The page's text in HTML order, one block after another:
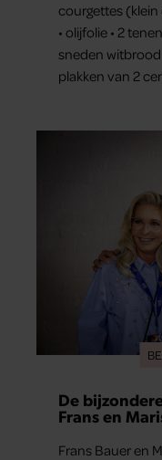
courgettes
• olijfolie • 2
sneden witbrood
plakken van 2
De
Frans en
Frans Bauer en